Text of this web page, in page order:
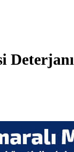
Deterjanı